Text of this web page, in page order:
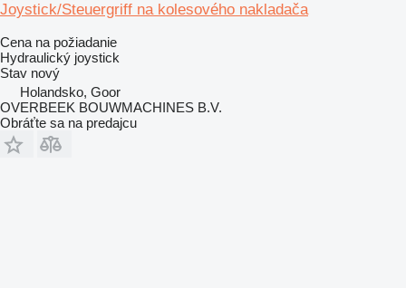
Joystick/Steuergriff na kolesového nakladača
Cena na požiadanie
Hydraulický joystick
Stav nový
Holandsko, Goor
OVERBEEK BOUWMACHINES B.V.
Obráťte sa na predajcu